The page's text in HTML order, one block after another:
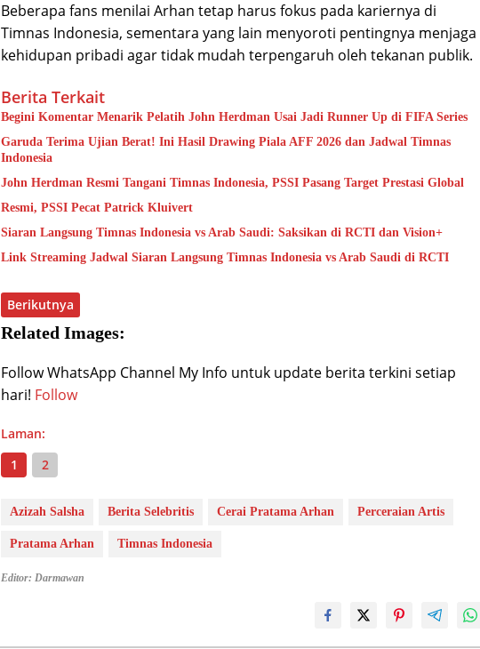
Beberapa fans menilai Arhan tetap harus fokus pada kariernya di
Timnas Indonesia, sementara yang lain menyoroti pentingnya menjaga
kehidupan pribadi agar tidak mudah terpengaruh oleh tekanan publik.
Berita Terkait
Begini Komentar Menarik Pelatih John Herdman Usai Jadi Runner Up di FIFA Series
Garuda Terima Ujian Berat! Ini Hasil Drawing Piala AFF 2026 dan Jadwal Timnas
Indonesia
John Herdman Resmi Tangani Timnas Indonesia, PSSI Pasang Target Prestasi Global
Resmi, PSSI Pecat Patrick Kluivert
Siaran Langsung Timnas Indonesia vs Arab Saudi: Saksikan di RCTI dan Vision+
Link Streaming Jadwal Siaran Langsung Timnas Indonesia vs Arab Saudi di RCTI
Berikutnya
Related Images:
Follow WhatsApp Channel My Info untuk update berita terkini setiap
hari! Follow
Laman:
1
2
Azizah Salsha Berita Selebritis Cerai Pratama Arhan Perceraian Artis
Pratama Arhan Timnas Indonesia
Editor: Darmawan